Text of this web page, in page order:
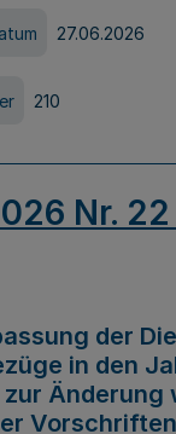
27.06.2026
210
Nr.
der
in den
Änderung